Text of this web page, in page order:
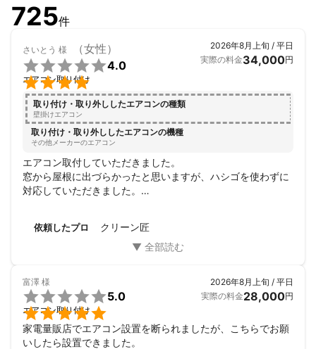
725件
さいとう 様 （女性）


4.0
エアコン取り付け
2026年8月上旬 / 平日
実際の料金34,000円
取り付け・取り外ししたエアコンの種類
壁掛けエアコン
取り付け・取り外ししたエアコンの機種
その他メーカーのエアコン
エアコン取付していただきました。
窓から屋根に出づらかったと思いますが、ハシゴを使わずに
対応していただきました。
依頼したプロ クリーン匠
富澤 様


5.0
エアコン取り付け
2026年8月上旬 / 平日
実際の料金28,000円
家電量販店でエアコン設置を断られましたが、こちらでお願
いしたら設置できました。